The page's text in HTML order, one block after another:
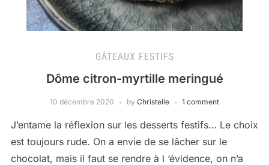
GÂTEAUX FESTIFS
Dôme citron-myrtille meringué
10 décembre 2020 by Christelle 1 comment
J’entame la réflexion sur les desserts festifs… Le choix
est toujours rude. On a envie de se lâcher sur le
chocolat, mais il faut se rendre à l ‘évidence, on n’a